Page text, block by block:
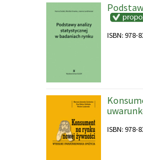
ISBN: 978-
ISBN: 978-